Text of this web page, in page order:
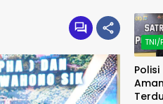
Polisi
TNI/
Polisi